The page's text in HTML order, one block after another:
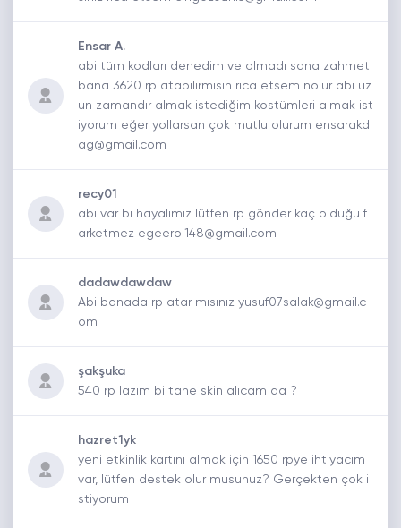
Ensar A.
abi tüm kodları denedim ve olmadı sana zahmet
bana 3620 rp atabilirmisin rica etsem nolur abi uz
un zamandır almak istediğim kostümleri almak ist
iyorum eğer yollarsan çok mutlu olurum ensarakd
ag@gmail.com
recy01
abi var bi hayalimiz lütfen rp gönder kaç olduğu f
arketmez egeerol148@gmail.com
dadawdawdaw
Abi banada rp atar mısınız yusuf07salak@gmail.c
om
şakşuka
540 rp lazım bi tane skin alıcam da ?
hazret1yk
yeni etkinlik kartını almak için 1650 rpye ihtiyacım
var, lütfen destek olur musunuz? Gerçekten çok i
stiyorum